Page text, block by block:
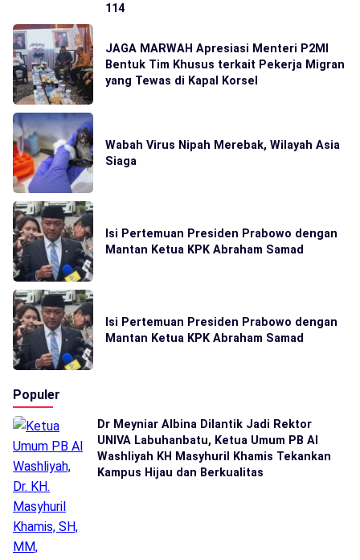
114
JAGA MARWAH Apresiasi Menteri P2MI
Bentuk Tim Khusus terkait Pekerja Migran
yang Tewas di Kapal Korsel
Wabah Virus Nipah Merebak, Wilayah Asia
Siaga
Isi Pertemuan Presiden Prabowo dengan
Mantan Ketua KPK Abraham Samad
Isi Pertemuan Presiden Prabowo dengan
Mantan Ketua KPK Abraham Samad
Populer
Dr Meyniar Albina Dilantik Jadi Rektor
UNIVA Labuhanbatu, Ketua Umum PB Al
Washliyah KH Masyhuril Khamis Tekankan
Kampus Hijau dan Berkualitas